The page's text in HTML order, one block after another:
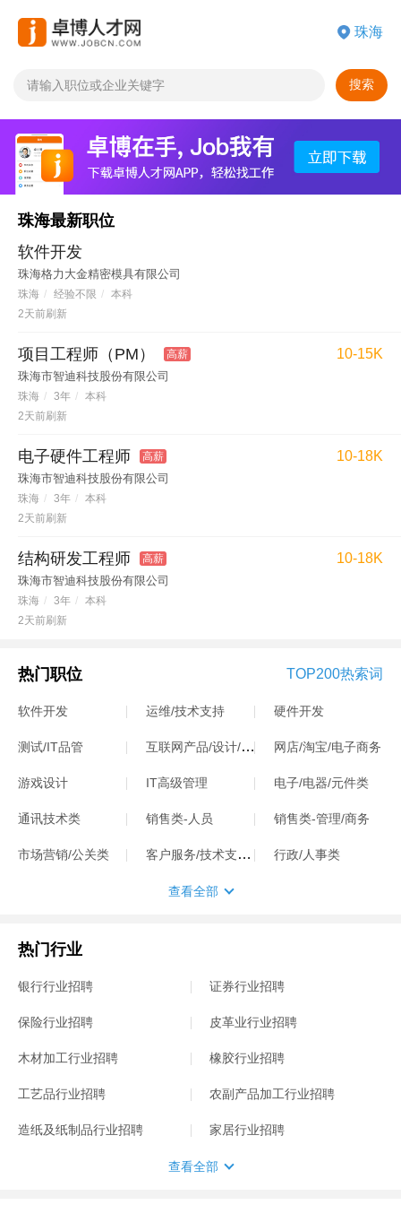
搜索
珠海最新职位
软件开发
珠海格力大金精密模具有限公司
珠海 / 经验不限 / 本科
2天前刷新
项目工程师（PM） 高薪
珠海市智迪科技股份有限公司
珠海 / 3年 / 本科
2天前刷新
10-15K
电子硬件工程师 高薪
珠海市智迪科技股份有限公司
珠海 / 3年 / 本科
2天前刷新
10-18K
结构研发工程师 高薪
珠海市智迪科技股份有限公司
珠海 / 3年 / 本科
2天前刷新
10-18K
热门职位 TOP200热索词
软件开发 运维/技术支持 硬件开发
测试/IT品管 互联网产品/设计/运营 网店/淘宝/电子商务
游戏设计 IT高级管理 电子/电器/元件类
通讯技术类 销售类-人员 销售类-管理/商务
市场营销/公关类 客户服务/技术支持类 行政/人事类
查看全部
热门行业
银行行业招聘 证券行业招聘
保险行业招聘 皮革业行业招聘
木材加工行业招聘 橡胶行业招聘
工艺品行业招聘 农副产品加工行业招聘
造纸及纸制品行业招聘 家居行业招聘
查看全部